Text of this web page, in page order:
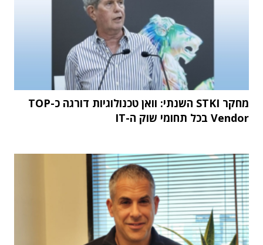
מחקר STKI השנתי: וואן טכנולוגיות דורגה כ-TOP
Vendor בכל תחומי שוק ה-IT